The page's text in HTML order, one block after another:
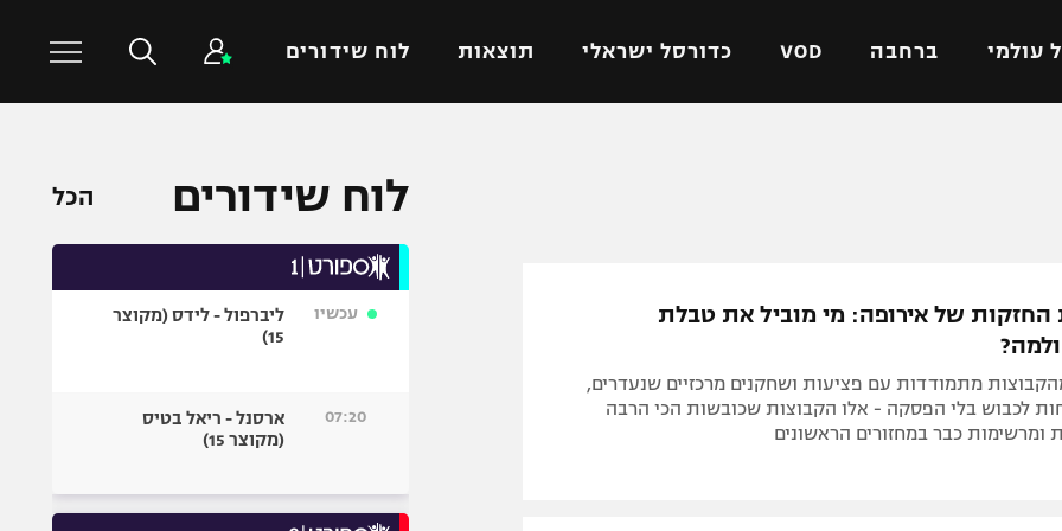
עולמי ברחבה VOD כדורסל ישראלי תוצאות לוח שידורים
ישראל
ליגה איטלקית
ליגה צרפתית
הפועל ירושלים
כדורסל עולמי
כדורעף
שחייה
ספורט אולימפי
היאבקות WWE
של אירופה: מי מוביל את טבלת
מתמודדות עם פציעות ושחקנים מרכזיים שנעדרים,
לכבוש בלי הפסקה - אלו הקבוצות שכובשות הכי הרבה
ומרשימות כבר במחזורים הראשונים
לוח שידורים הכל
עכשיו
ליברפול - לידס (מקוצר
15)
07:20
ארסנל - ריאל בטיס
(מקוצר 15)